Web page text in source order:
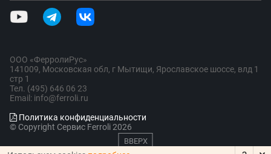
ООО «ФерролиРус»
141009, Московская обл, г Мытищи, Ярославское шоссе, влд 1
стр 1
Тел. (495) 646 06 23
Email: info@ferroli.ru
Политика конфиденциальности
© Copyright Сервис Ferroli 2026
ВВЕРХ